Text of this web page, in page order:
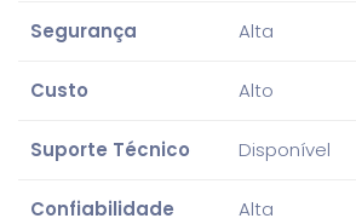
Segurança Alta
Custo Alto
Suporte Técnico Disponível
Confiabilidade Alta